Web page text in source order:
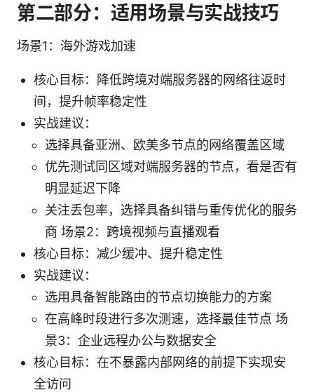
第二部分：适用场景与实战技巧
场景1：海外游戏加速
核心目标：降低跨境对端服务器的网络往返时
间，提升帧率稳定性
实战建议：
选择具备亚洲、欧美多节点的网络覆盖区域
优先测试同区域对端服务器的节点，看是否有
明显延迟下降
关注丢包率，选择具备纠错与重传优化的服务
商 场景2：跨境视频与直播观看
核心目标：减少缓冲、提升稳定性
实战建议：
选用具备智能路由的节点切换能力的方案
在高峰时段进行多次测速，选择最佳节点 场
景3：企业远程办公与数据安全
核心目标：在不暴露内部网络的前提下实现安
全访问